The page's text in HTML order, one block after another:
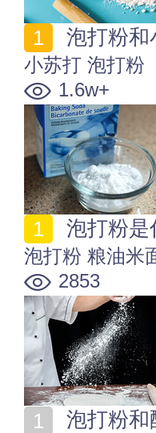
泡打粉和
小苏打 泡打粉
1.6w+
泡打粉是
泡打粉 粮油米
2853
泡打粉和